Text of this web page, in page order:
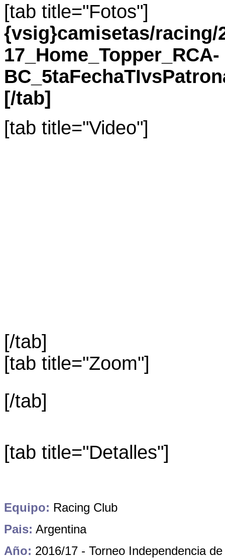
[tab title="Fotos"]
{vsig}camisetas/racing/
17_Home_Topper_RCA-
[/tab]
[tab title="Video"]
[/tab]
[tab title="Zoom"]
[/tab]
[tab title="Detalles"]
Equipo: Racing Club
Pais: Argentina
Año: 2016/17 - Torneo Independencia